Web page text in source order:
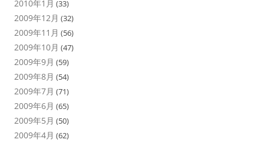
2010年1月 (33)
2009年12月 (32)
2009年11月 (56)
2009年10月 (47)
2009年9月 (59)
2009年8月 (54)
2009年7月 (71)
2009年6月 (65)
2009年5月 (50)
2009年4月 (62)